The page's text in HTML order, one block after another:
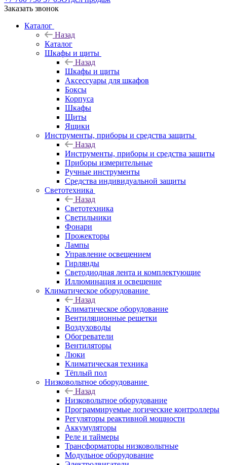
Заказать звонок
Каталог
Назад
Каталог
Шкафы и щиты
Назад
Шкафы и щиты
Аксессуары для шкафов
Боксы
Корпуса
Шкафы
Щиты
Ящики
Инструменты, приборы и средства защиты
Назад
Инструменты, приборы и средства защиты
Приборы измерительные
Ручные инструменты
Средства индивидуальной защиты
Светотехника
Назад
Светотехника
Светильники
Фонари
Прожекторы
Лампы
Управление освещением
Гирлянды
Светодиодная лента и комплектующие
Иллюминация и освещение
Климатическое оборудование
Назад
Климатическое оборудование
Вентиляционные решетки
Воздуховоды
Обогреватели
Вентиляторы
Люки
Климатическая техника
Тёплый пол
Низковольтное оборудование
Назад
Низковольтное оборудование
Программируемые логические контроллеры
Регуляторы реактивной мощности
Аккумуляторы
Реле и таймеры
Трансформаторы низковольтные
Модульное оборудование